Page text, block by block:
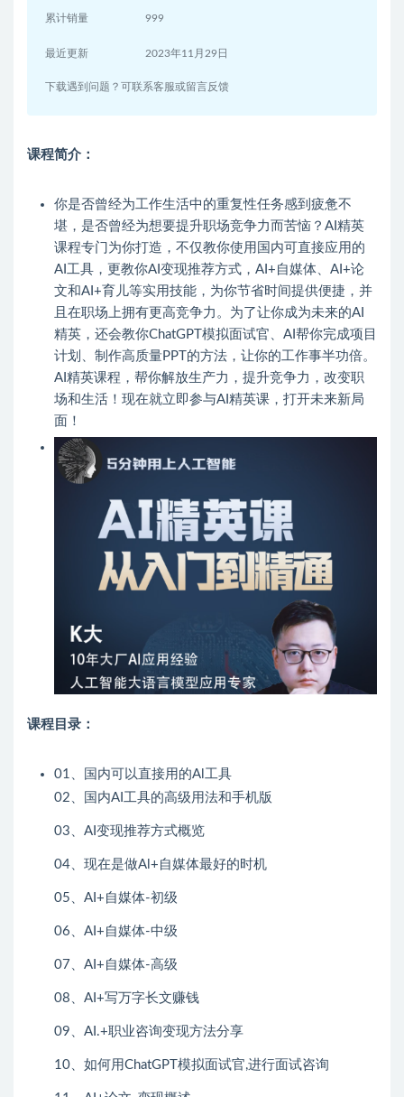
累计销量 999
最近更新 2023年11月29日
下载遇到问题？可联系客服或留言反馈
课程简介：
你是否曾经为工作生活中的重复性任务感到疲惫不
堪，是否曾经为想要提升职场竞争力而苦恼？AI精英
课程专门为你打造，不仅教你使用国内可直接应用的
AI工具，更教你AI变现推荐方式，AI+自媒体、AI+论
文和AI+育儿等实用技能，为你节省时间提供便捷，并
且在职场上拥有更高竞争力。为了让你成为未来的AI
精英，还会教你ChatGPT模拟面试官、AI帮你完成项目
计划、制作高质量PPT的方法，让你的工作事半功倍。
AI精英课程，帮你解放生产力，提升竞争力，改变职
场和生活！现在就立即参与AI精英课，打开未来新局
面！
课程目录：
01、国内可以直接用的Al工具
02、国内AI工具的高级用法和手机版
03、AI变现推荐方式概览
04、现在是做Al+自媒体最好的时机
05、AI+自媒体-初级
06、AI+自媒体-中级
07、AI+自媒体-高级
08、AI+写万字长文赚钱
09、AI.+职业咨询变现方法分享
10、如何用ChatGPT模拟面试官,进行面试咨询